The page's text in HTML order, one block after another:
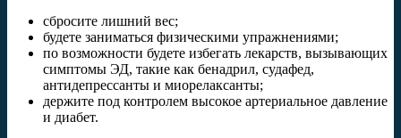
сбросите лишний вес;
будете заниматься физическими упражнениями;
по возможности будете избегать лекарств, вызывающих
симптомы ЭД, такие как бенадрил, судафед,
антидепрессанты и миорелаксанты;
держите под контролем высокое артериальное давление
и диабет.